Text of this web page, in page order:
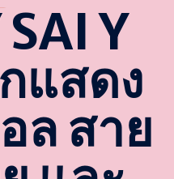
Y
แสดง
ล สาย